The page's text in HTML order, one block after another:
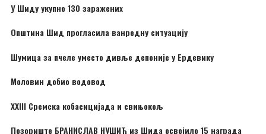
У Шиду укупно 130 заражених
Општина Шид прогласила ванредну ситуацију
Шумица за пчеле уместо дивље депоније у Ердевику
Моловин добио водовод
XXIII Сремска кобасицијада и свињокољ
Позориште БРАНИСЛАВ НУШИЋ из Шида освојило 15 награда